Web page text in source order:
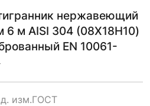
нержавеющий
6 м AISI 304 (08Х18Н10)
EN 10061-
изм.ГОСТ